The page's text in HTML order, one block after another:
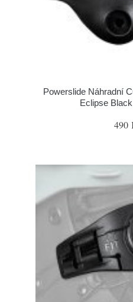
Powerslide Náhradní
Eclipse
490